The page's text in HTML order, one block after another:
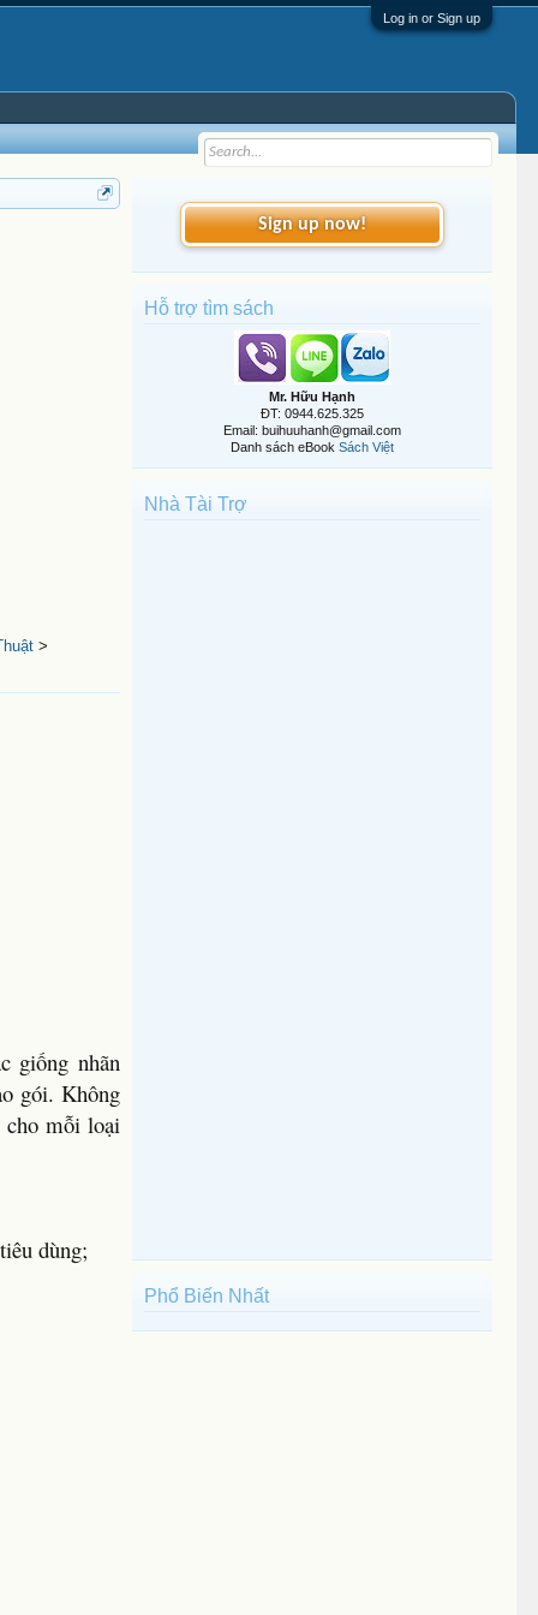
Log in or Sign up
>
giống nhãn
gói. Không
cho mỗi loại
dùng;
Sign up now!
Hỗ trợ tìm sách
Mr. Hữu Hạnh
ĐT: 0944.625.325
Email: buihuuhanh@gmail.com
Danh sách eBook Sách Việt
Nhà Tài Trợ
Phổ Biến Nhất